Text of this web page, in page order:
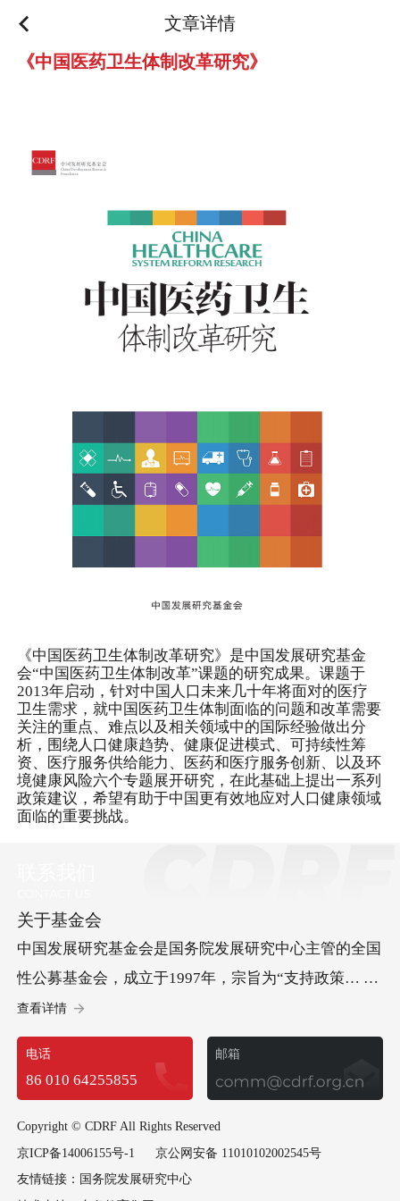
文章详情
《中国医药卫生体制改革研究》
《中国医药卫生体制改革研究》是中国发展研究基金
会“中国医药卫生体制改革”课题的研究成果。课题于
2013年启动，针对中国人口未来几十年将面对的医疗
卫生需求，就中国医药卫生体制面临的问题和改革需要
关注的重点、难点以及相关领域中的国际经验做出分
析，围绕人口健康趋势、健康促进模式、可持续性筹
资、医疗服务供给能力、医药和医疗服务创新、以及环
境健康风险六个专题展开研究，在此基础上提出一系列
政策建议，希望有助于中国更有效地应对人口健康领域
面临的重要挑战。
关于基金会
中国发展研究基金会是国务院发展研究中心主管的全国
性公募基金会，成立于1997年，宗旨为“支持政策… 研
究、促进科学决策、服务中国发展”。基金会承办“中国
发展高层论坛”，开展儿童发展等方面的社会试验项
目，承担经济社会以及可持续发展等多领域重要研究课
题，政策建议多次获中央领导批示，已成为集国际交
流、社会试验和政策研究于一体的高端智库型基金会。
查看详情
电话
86 010 64255855
邮箱
Copyright © CDRF All Rights Reserved
京ICP备14006155号-1
京公网安备 11010102002545号
友情链接： 国务院发展研究中心